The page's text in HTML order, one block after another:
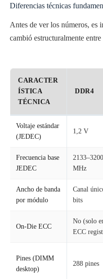
Diferencias técnicas
Antes de ver los números, es
cambió estructuralmente entre
CARACTER
ÍSTICA
TÉCNICA
DDR4
Voltaje estándar
(JEDEC)
1,2 V
Frecuencia base
JEDEC
2133–3200
MHz
Ancho de banda
por módulo
Canal
bits
On-Die ECC
No (solo
ECC
Pines (DIMM
desktop)
288 pines